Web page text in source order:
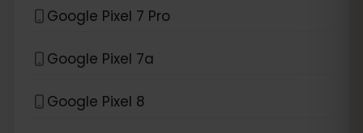
Google Pixel 7 Pro
Google Pixel 7a
Google Pixel 8